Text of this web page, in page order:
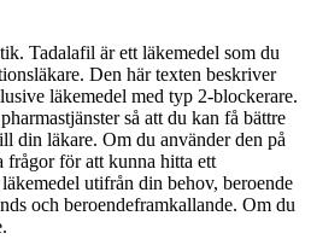
Tadalafil är ett läkemedel som du
Den här texten beskriver
läkemedel med typ 2-blockerare.
så att du kan få bättre
din läkare. Om du använder den på
frågor för att kunna hitta ett
utifrån din behov, beroende
och beroendeframkallande. Om du